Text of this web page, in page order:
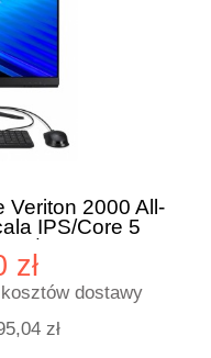
Veriton 2000 All-
IPS/Core 5
W11P
zł
dostawy
zł